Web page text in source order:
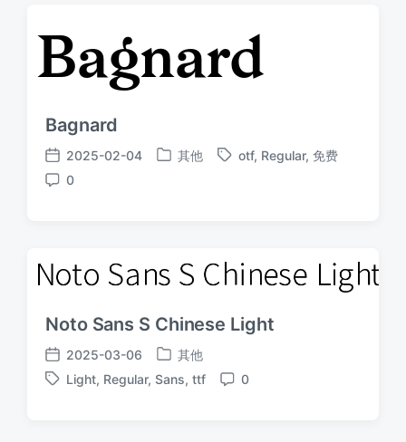
Bagnard
发
布
2025-02-04
发
其他
标
otf, Regular, 免费
评
0
Noto Sans S Chinese Light
发
布
2025-03-06
发
布
其他
标
Light, Regular, Sans, ttf
评
0